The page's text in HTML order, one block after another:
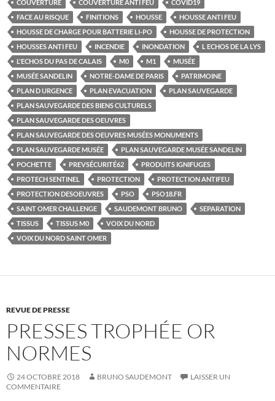
COUVERTURE COUVERTURE ANTI FEU
COVID19
FACE AU RISQUE
FINITIONS HOUSSE
HOUSSE ANTI FEU
HOUSSE DE CHARGE POUR BATTERIE LI-PO
HOUSSE DE PROTECTION
HOUSSES ANTI FEU
INCENDIE INONDATION
L ECHOS DE LA LYS
L'ECHOS DU PAS DE CALAIS
M0 M1
MUSÉE
MUSÉE SANDELIN
NOTRE-DAME DE PARIS
PATRIMOINE
PLAN D URGENCE
PLAN EVACUATION
PLAN SAUVEGARDE
PLAN SAUVEGARDE DES BIENS CULTURELS
PLAN SAUVEGARDE DES OEUVRES
PLAN SAUVEGARDE DES OEUVRES MUSÉES MONUMENTS
PLAN SAUVEGARDE MUSÉE
PLAN SAUVEGARDE MUSÉE SANDELIN
POCHETTE
PREVSÉCURITÉ62
PRODUITS IGNIFUGES
PROTECH SENTINEL
PROTECTION
PROTECTION ANTIFEU
PROTECTION DESOEUVRES
PSO
PSO18.FR
SAINT OMER CHALLENGE
SAUDEMONT BRUNO
SEPARATION
TISSUS
TISSUS M0
VOIX DU NORD
VOIX DU NORD SAINT OMER
REVUE DE PRESSE
PRESSES TROPHÉE OR
NORMES
24 OCTOBRE 2018 BRUNO SAUDEMONT
LAISSER UN
COMMENTAIRE